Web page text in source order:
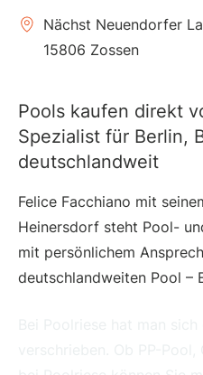
Nächst Neuendorfer
15806 Zossen
Pools kaufen direkt
Spezialist für Berlin,
deutschlandweit
Felice Facchiano mit
Heinersdorf steht Pool-
mit persönlichem
deutschlandweiten Pool –